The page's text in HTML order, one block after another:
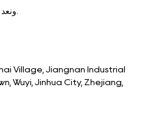
Village, Jiangnan Industrial
Wuyi, Jinhua City, Zhejiang,